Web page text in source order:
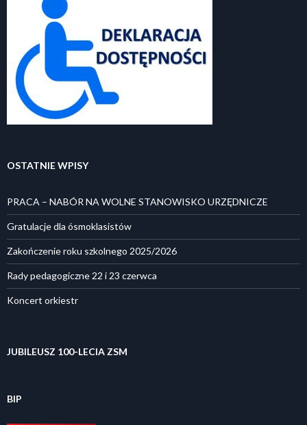
OSTATNIE WPISY
PRACA – NABÓR NA WOLNE STANOWISKO URZĘDNICZE
Gratulacje dla ósmoklasistów
Zakończenie roku szkolnego 2025/2026
Rady pedagogiczne 22 i 23 czerwca
Koncert orkiestr
JUBILEUSZ 100-LECIA ZSM
BIP